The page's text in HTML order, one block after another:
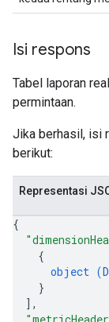
Isi respons
Tabel laporan
permintaan.
Jika berhasil, isi
berikut:
Representasi
{
{
object (
}
] ,